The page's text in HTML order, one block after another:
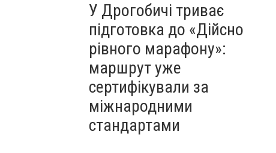
У Дрогобичі триває
підготовка до «Дійсно
рівного марафону»:
маршрут уже
сертифікували за
міжнародними
стандартами